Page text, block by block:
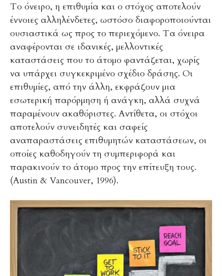
Το όνειρο, η επιθυμία και ο στόχος αποτελούν
έννοιες αλληλένδετες, ωστόσο διαφοροποιούνται
ουσιαστικά ως προς το περιεχόμενο. Τα όνειρα
αναφέρονται σε ιδανικές, μελλοντικές
καταστάσεις που το άτομο φαντάζεται, χωρίς
να υπάρχει συγκεκριμένο σχέδιο δράσης. Οι
επιθυμίες, από την άλλη, εκφράζουν μια
εσωτερική παρόρμηση ή ανάγκη, αλλά συχνά
παραμένουν ακαθόριστες. Αντίθετα, οι στόχοι
αποτελούν συνειδητές και σαφείς
αναπαραστάσεις επιθυμητών καταστάσεων, οι
οποίες καθοδηγούν τη συμπεριφορά και
παρακινούν το άτομο προς την επίτευξη τους.
(Austin & Vancouver, 1996).